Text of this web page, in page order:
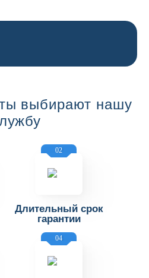
выбирают нашу
02
Длительный срок
гарантии
04